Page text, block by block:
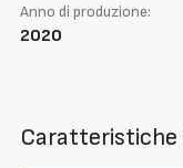
Anno di produzione:
2020
Caratteristiche